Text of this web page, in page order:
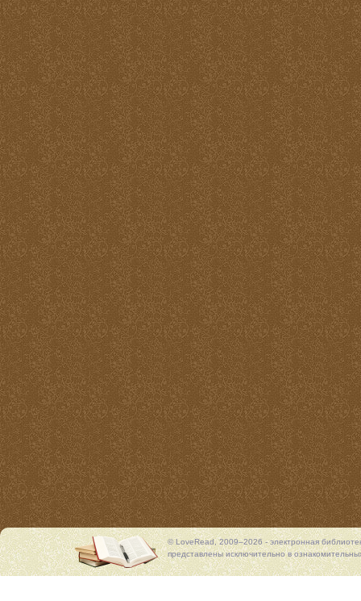
© LoveRead, 2009–2026 - электронная
представлены исключительно в